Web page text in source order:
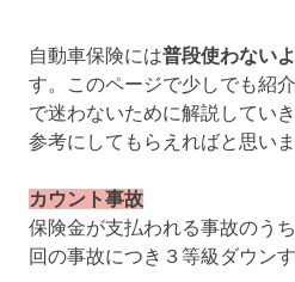
自動車保険には普段使わない
す。このページで少しでも紹
で迷わないために解説してい
参考にしてもらえればと思いま
カウント事故
保険金が支払われる事故のう
回の事故につき３等級ダウン